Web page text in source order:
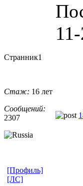
Странник1
Стаж: 16 лет
Сообщений:
2307
[Профиль]
[ЛС]